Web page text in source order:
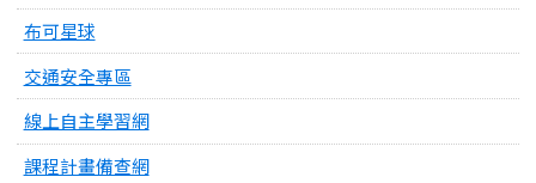
布可星球
交通安全專區
線上自主學習網
課程計畫備查網